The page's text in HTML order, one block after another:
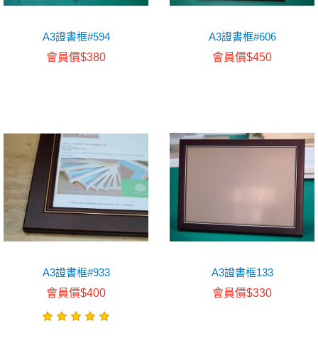
A3證書框#594
會員價$380
A3證書框#606
會員價$450
A3證書框#933
會員價$400
A3證書框133
會員價$330